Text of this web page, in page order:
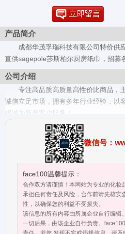
产品简介
成都华茂孚瑞科技有限公司特价供
直供sagepole莎斯柏尔厨房纸巾，招募
公司介绍
专注高品质高质量高性价比商品，
诚信立足市场，拥有多年行业经验，以
竭诚为新老客户服务！
微信号：
face100温馨提示：
合作双方请谨慎！本网站为专业的化妆
承担任何责任及风险，合作前请先核实
性，以确保您的利益不受损失。
该信息的所有内容由所属企业自行编辑
一切后果，由该企业自行负责。